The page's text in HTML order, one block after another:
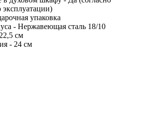
упаковка
- Нержавеющая сталь 18/10
см
- 24 см